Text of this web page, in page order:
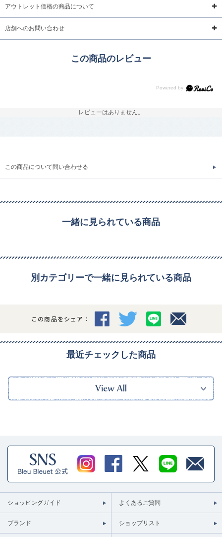
アウトレット価格の商品について
店舗へのお問い合わせ
この商品のレビュー
レビューはありません。
この商品について問い合わせる
一緒に見られている商品
別カテゴリーで一緒に見られている商品
この商品をシェア：
最近チェックした商品
ショッピングガイド よくあるご質問
ブランド ショップリスト